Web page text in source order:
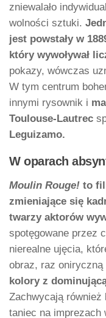
zniewalało
wolności sztuki.
jest powstały w
który wywoływał
pokazy, wówczas
W tym centrum
innymi rysownik i
Toulouse-Lautrec
Leguizamo.
W oparach
Moulin Rouge! to
zmieniające się
twarzy aktorów
spotęgowane przez
nierealne ujęcia,
obraz, raz
kolory z
Zachwycają również
taniec na imprezach